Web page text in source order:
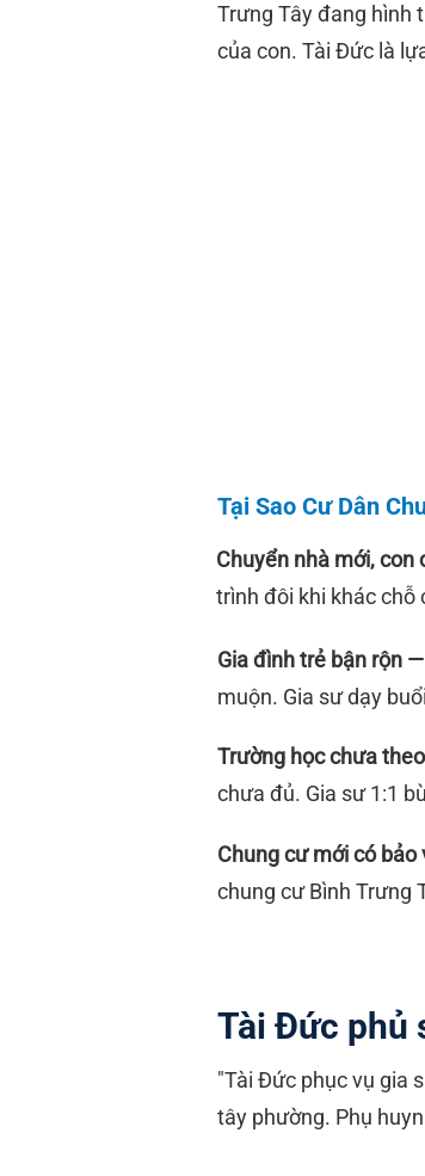
Trưng Tây đang hình
của con. Tài Đức là
Tại Sao Cư Dân
Chuyển nhà mới,
trình đôi khi khác chỗ
Gia đình trẻ bận rộn
muộn. Gia sư dạy
Trường học chưa
chưa đủ. Gia sư 1:1
Chung cư mới có
chung cư Bình Trưng
Tài Đức phủ
"Tài Đức phục vụ gia
tây phường. Phụ